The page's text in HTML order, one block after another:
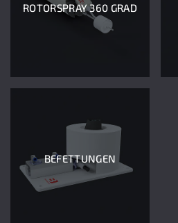
ROTORSPRAY 360 GRAD
BEFETTUNGEN